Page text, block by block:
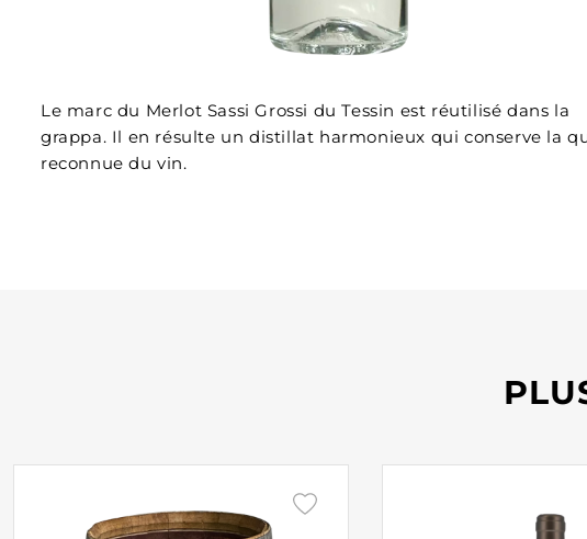
Le marc du Merlot Sassi Grossi du Tessin est réutilisé dans la
grappa. Il en résulte un distillat harmonieux qui conserve la
reconnue du vin.